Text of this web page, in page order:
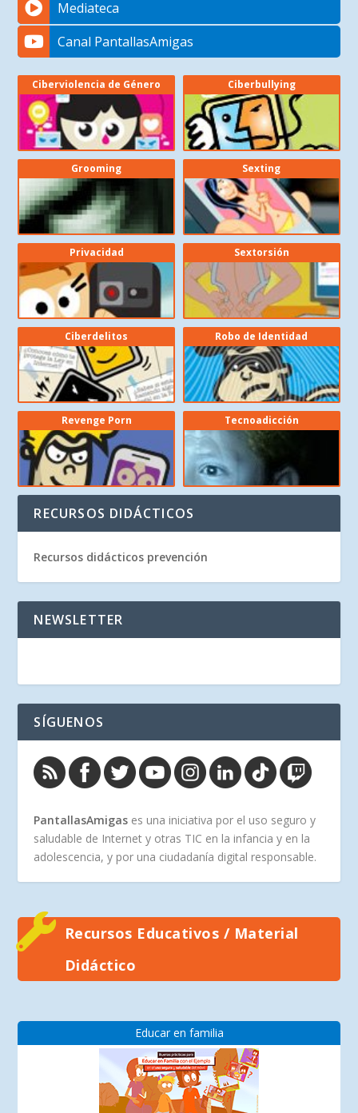
Mediateca
Canal PantallasAmigas
Ciberviolencia de Género Ciberbullying
Grooming Sexting
Privacidad Sextorsión
Ciberdelitos Robo de Identidad
Revenge Porn Tecnoadicción
RECURSOS DIDÁCTICOS
Recursos didácticos prevención
NEWSLETTER
SÍGUENOS
PantallasAmigas es una iniciativa por el uso seguro y
saludable de Internet y otras TIC en la infancia y en la
adolescencia, y por una ciudadanía digital responsable.
Recursos Educativos / Material
Didáctico
Educar en familia